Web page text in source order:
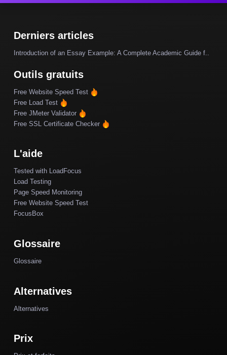
Derniers articles
Introduction of an Essay Example: A Complete Academic Guide f..
Outils gratuits
Free Website Speed Test
Free Load Test
Free JMeter Validator
Free SSL Certificate Checker
L'aide
Tested with LoadFocus
Load Testing
Page Speed Monitoring
Free Website Speed Test
FocusBox
Glossaire
Glossaire
Alternatives
Alternatives
Prix